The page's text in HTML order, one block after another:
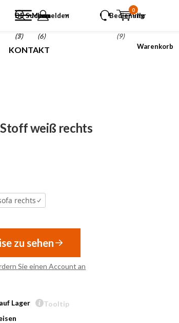
DE Suchen
(5)
anmelden
(6)
Menu
(7)
Bedienung
Ihr
Warenkorb
0
(9)
KONTAKT
weiß rechts
rechts
zu sehen
Sie einen Account an
Lager
Tooltip